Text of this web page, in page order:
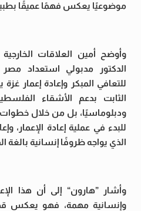
موضوعيًا يعكس فهمًا عميقًا بطبيعة
وأوضح أمين العلاقات
الدكتور مدبولي استعداد مصر
للتعافي المبكر وإعادة إعمار
الثابت بدعم الأشقاء
ودبلوماسيًا، بل من خلال خطوات
للبدء في عملية إعادة الإعمار،
الذي يواجه ظروفًا إنسانية بالغة
وأشار ”هارون“ إلى أن هذا
وإنسانية مهمة، فهو يعكس